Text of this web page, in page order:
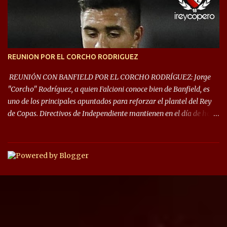
las fases de grupos de la #CopaLibertadores 2021. ¡Este año hay
noche de Copas Rey! ⚽🇦🇹👑🏆.
REUNION POR EL CORCHO RODRIGUEZ
REUNIÓN CON BANFIELD POR EL CORCHO RODRÍGUEZ: Jorge
"Corcho" Rodríguez, a quien Falcioni conoce bien de Banfield, es
uno de los principales apuntados para reforzar el plantel del Rey
de Copas. Directivos de Independiente mantienen en el día de hoy
préstamo con opción de compra pero, por lo que se sabe, Banfield
busca vender al menos el 50% del pase por una cifra cercana a los
1,5 millones de dólares. El volante central titular del Banfield y